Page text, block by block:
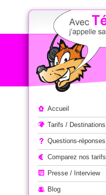
Accueil
Tarifs / Destinations
Questions-réponses
Comparez nos tarifs
Presse / Interview
Blog